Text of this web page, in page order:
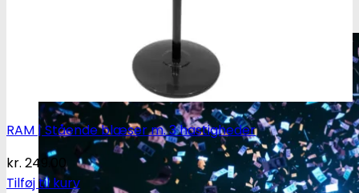
RAM | Stående blæser m. 3 hastigheder
kr. 249.00
Tilføj til kurv